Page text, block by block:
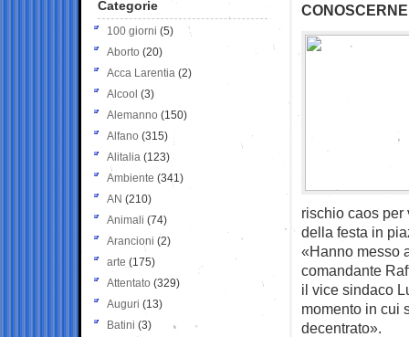
rischio caos
della festa in
«Hanno messo
comandante
il vice sindaco
momento in cui
decentrato».
Categorie
100 giorni (5)
Aborto (20)
Acca Larentia (2)
Alcool (3)
Alemanno (150)
Alfano (315)
Alitalia (123)
Ambiente (341)
AN (210)
Animali (74)
Arancioni (2)
arte (175)
Attentato (329)
Auguri (13)
Batini (3)